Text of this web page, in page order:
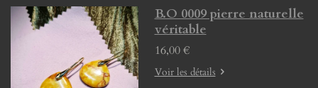
B.O 0009 pierre naturelle
véritable
16,00 €
Voir les détails